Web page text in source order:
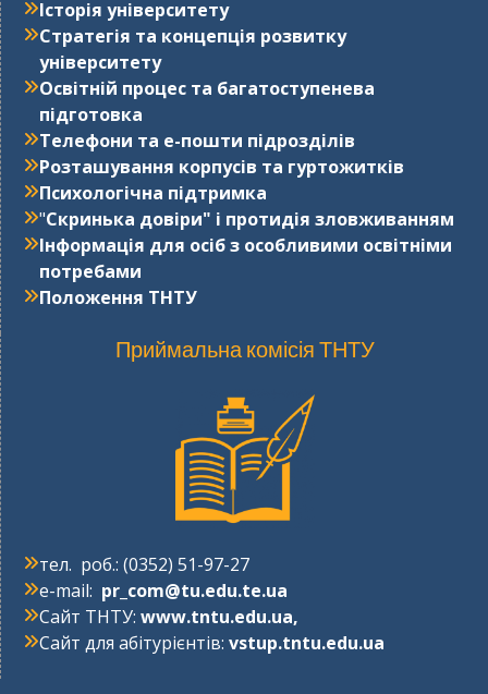
Історія університету
Стратегія та концепція розвитку
університету
Освітній процес та багатоступенева
підготовка
Телефони та е-пошти підрозділів
Розташування корпусів та гуртожитків
Психологічна підтримка
"Cкринька довіри" і протидія зловживанням
Інформація для осіб з особливими освітніми
потребами
Положення ТНТУ
Приймальна комісія ТНТУ
тел. роб.: (0352) 51-97-27
e-mail: pr_com@tu.edu.te.ua
Сайт ТНТУ: www.tntu.edu.ua,
Сайт для абітурієнтів: vstup.tntu.edu.ua